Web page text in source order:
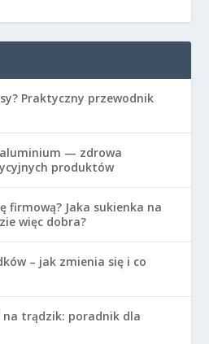
Praktyczny przewodnik
— zdrowa
produktów
firmową? Jaka sukienka na
więc dobra?
– jak zmienia się i co
trądzik: poradnik dla